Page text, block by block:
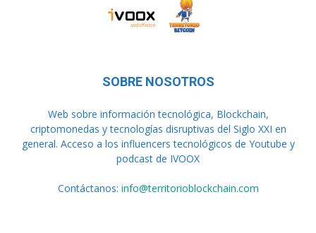
SOBRE NOSOTROS
Web sobre información tecnológica, Blockchain,
criptomonedas y tecnologías disruptivas del Siglo XXI en
general. Acceso a los influencers tecnológicos de Youtube y
podcast de IVOOX
Contáctanos: info@territorioblockchain.com